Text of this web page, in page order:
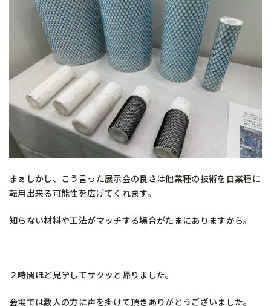
まぁしかし、こう言った展示会の良さは他業種の技術を自業種に
転用出来る可能性を広げてくれます。
知らない材料や工法がマッチする場合がたまにありますから。
２時間ほど見学してサクッと帰りました。
会場では数人の方に声を掛けて頂きありがとうございました。